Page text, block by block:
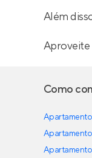
Além
Aproveite
Como